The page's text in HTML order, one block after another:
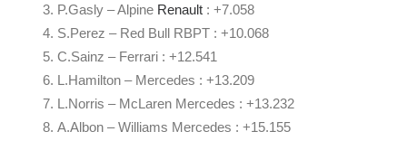
P.Gasly – Alpine Renault : +7.058
S.Perez – Red Bull RBPT : +10.068
C.Sainz – Ferrari : +12.541
L.Hamilton – Mercedes : +13.209
L.Norris – McLaren Mercedes : +13.232
A.Albon – Williams Mercedes : +15.155